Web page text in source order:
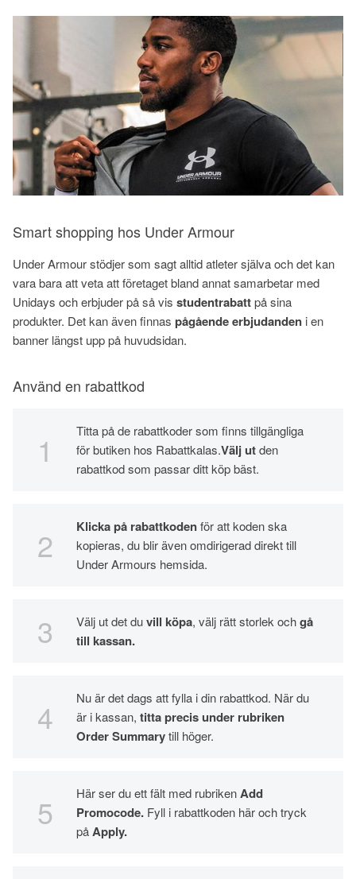
Smart shopping hos Under Armour
Under Armour stödjer som sagt alltid atleter själva och det kan
vara bara att veta att företaget bland annat samarbetar med
Unidays och erbjuder på så vis studentrabattpå sina
produkter. Det kan även finnas pågående erbjudanden i en
banner längst upp på huvudsidan.
Använd en rabattkod
Titta på de rabattkoder som finns tillgängliga
för butiken hos Rabattkalas.Välj utden
rabattkod som passar ditt köp bäst.
Klicka på rabattkodenför att koden ska
kopieras, du blir även omdirigerad direkt till
Under Armours hemsida.
Välj ut det duvill köpa, välj rätt storlek ochgå
till kassan.
Nu är det dags att fylla i din rabattkod. När du
är i kassan, titta precis under rubriken
Order Summarytill höger.
Här ser du ett fält med rubrikenAdd
Promocode. Fyll i rabattkoden här och tryck
påApply.